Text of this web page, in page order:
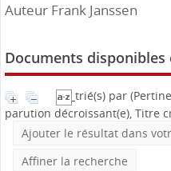
Auteur Frank Janssen
Documents
trié(s) par
parution décroissant(e), Titre
Ajouter le résultat dans
Affiner la recherche